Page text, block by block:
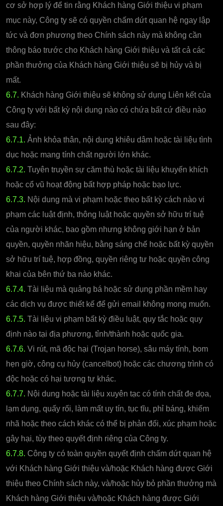
cơ sở hợp lý để tin rằng Khách hàng Giới thiệu vi phạm
mục này, Công ty sẽ có quyền chấm dứt quan hệ ngay lập
tức và đơn phương theo Chính sách này mà không cần
thông báo trước cho Khách hàng Giới thiệu và tất cả các
phần thưởng của Khách hàng Giới thiệu sẽ bị hủy và bị
mất.
6.7. Khách hàng Giới thiệu sẽ không sử dụng Liên kết của
Công ty với bất kỳ nội dung nào có chứa bất cứ điều nào
sau đây:
6.7.1. Ảnh khỏa thân, nội dung khiêu dâm hoặc tài liệu tình
dục hoặc mang tính chất người lớn khác.
6.7.2. Tuyên truyền sự căm thù hoặc tài liệu khuyến khích
hoặc cổ vũ hoạt động bất hợp pháp hoặc bạo lực.
6.7.3. Nội dung mà vi phạm hoặc theo bất kỳ cách nào vi
phạm các luật định, thông luật hoặc quyền sở hữu trí tuệ
của người khác, bao gồm nhưng không giới hạn ở bản
quyền, quyền nhãn hiệu, bằng sáng chế hoặc bất kỳ quyền
sở hữu trí tuệ, hợp đồng, quyền riêng tư hoặc quyền công
khai của bên thứ ba nào khác.
6.7.4. Tài liệu mà quảng bá hoặc sử dụng phần mềm hay
các dịch vụ được thiết kế để gửi email không mong muốn.
6.7.5. Tài liệu vi phạm bất kỳ điều luật, quy tắc hoặc quy
định nào tại địa phương, tỉnh/thành hoặc quốc gia.
6.7.6. Vi rút, mã độc hại (Trojan horse), sâu máy tính, bom
hẹn giờ, công cụ hủy (cancelbot) hoặc các chương trình có
độc hoặc có hại tương tự khác.
6.7.7. Nội dung hoặc tài liệu xuyên tạc có tính chất đe dọa,
lạm dụng, quấy rối, làm mất uy tín, tục tĩu, phỉ báng, khiếm
nhã hoặc theo cách khác có thể bị phản đối, xúc phạm hoặc
gây hại, tùy theo quyết định riêng của Công ty.
6.7.8. Công ty có toàn quyền quyết định chấm dứt quan hệ
với Khách hàng Giới thiệu và/hoặc Khách hàng được Giới
thiệu theo Chính sách này, và/hoặc hủy bỏ phần thưởng mà
Khách hàng Giới thiệu và/hoặc Khách hàng được Giới